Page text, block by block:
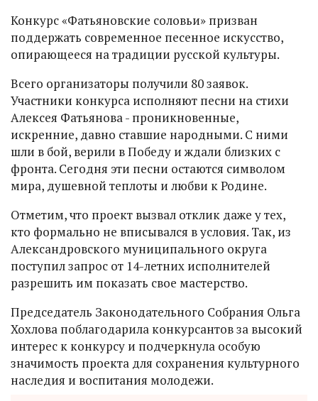
Конкурс «Фатьяновские соловьи» призван
поддержать современное песенное искусство,
опирающееся на традиции русской культуры.
Всего организаторы получили 80 заявок.
Участники конкурса исполняют песни на стихи
Алексея Фатьянова - проникновенные,
искренние, давно ставшие народными. С ними
шли в бой, верили в Победу и ждали близких с
фронта. Сегодня эти песни остаются символом
мира, душевной теплоты и любви к Родине.
Отметим, что проект вызвал отклик даже у тех,
кто формально не вписывался в условия. Так, из
Александровского муниципального округа
поступил запрос от 14-летних исполнителей
разрешить им показать свое мастерство.
Председатель Законодательного Собрания Ольга
Хохлова поблагодарила конкурсантов за высокий
интерес к конкурсу и подчеркнула особую
значимость проекта для сохранения культурного
наследия и воспитания молодежи.